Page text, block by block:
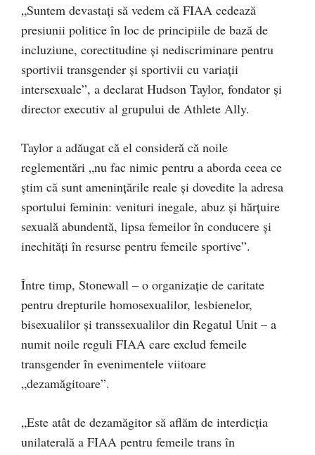
„Suntem devastați să vedem că FIAA cedează
presiunii politice în loc de principiile de bază de
incluziune, corectitudine și nediscriminare pentru
sportivii transgender și sportivii cu variații
intersexuale”, a declarat Hudson Taylor, fondator și
director executiv al grupului de Athlete Ally.
Taylor a adăugat că el consideră că noile
reglementări „nu fac nimic pentru a aborda ceea ce
știm că sunt amenințările reale și dovedite la adresa
sportului feminin: venituri inegale, abuz și hărțuire
sexuală abundentă, lipsa femeilor în conducere și
inechități în resurse pentru femeile sportive”.
Între timp, Stonewall – o organizație de caritate
pentru drepturile homosexualilor, lesbienelor,
bisexualilor și transsexualilor din Regatul Unit – a
numit noile reguli FIAA care exclud femeile
transgender în evenimentele viitoare
„dezamăgitoare”.
„Este atât de dezamăgitor să aflăm de interdicția
unilaterală a FIAA pentru femeile trans în